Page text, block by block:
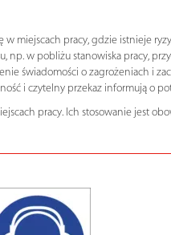
miejscach pracy, gdzie istnieje
w pobliżu stanowiska pracy,
świadomości o zagrożeniach i
i czytelny przekaz informują o
pracy. Ich stosowanie jest